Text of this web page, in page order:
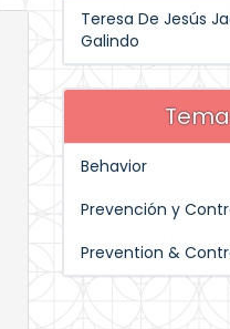
Teresa De Jesús
Galindo
Behavior
Prevención y
Prevention &